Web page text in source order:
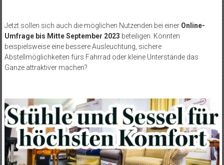
Jetzt sollen sich auch die möglichen Nutzenden bei einerOnline-
Umfrage bis Mitte September 2023 beteiligen. Könnten
beispielsweise eine bessere Ausleuchtung, sichere
Abstellmöglichkeiten fürs Fahrrad oder kleine Unterstände das
Ganze attraktiver machen?